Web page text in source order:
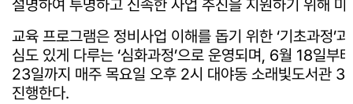
설명하여 투명하고 신속한 사업 추진을 지원하기 위해 마
교육 프로그램은 정비사업 이해를 돕기 위한 ‘기초과정’
심도 있게 다루는 ‘심화과정’으로 운영되며, 6월 18일부
23일까지 매주 목요일 오후 2시 대야동 소래빛도서관 3
진행한다.